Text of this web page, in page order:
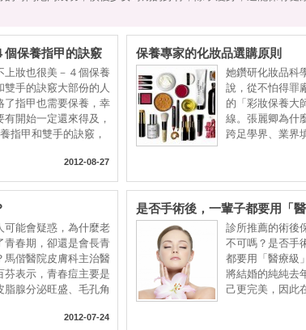
保養指甲的訣竅
上妝也很美－４個保養
雙手的訣竅大部份的人
了指甲也需要保養，幸
有開始一定還來得及，
指甲和雙手的訣竅，
2012-08-27
保養專家的化妝品選購原則
她鑽研化妝品科
說，從不怕得罪
的「彩妝保養大
線。張麗卿為什
跨足學界、業界
可能會疑惑，為什麼老
青春期，卻還是會長青
馬偕醫院皮膚科主治醫
芬表示，青春痘主要是
脂腺分泌旺盛、毛孔角
2012-07-24
是否手術後，一輩子都要用「
品？
診所推薦的術後
不可嗎？是否手
都要用「醫療級
將結婚的純純去
己更完美，因此